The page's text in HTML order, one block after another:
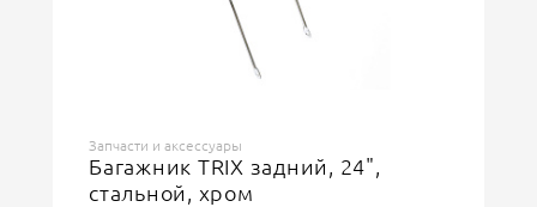
Запчасти и аксессуары
Багажник TRIX задний, 24",
стальной, хром